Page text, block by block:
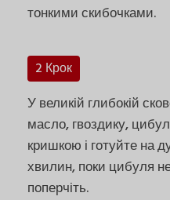
тонкими скибочками.
2 Крок
У великій глибокій
масло, гвоздику,
кришкою і готуйте на
хвилин, поки цибуля
поперчіть.